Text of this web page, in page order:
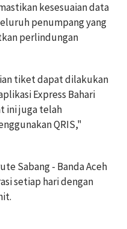
kesesuaian data
penumpang yang
perlindungan
tiket dapat dilakukan
Express Bahari
ini juga telah
QRIS,"
Sabang - Banda Aceh
setiap hari dengan